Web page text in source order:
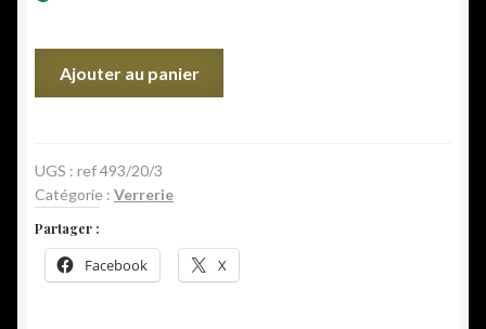
parfum
DELVAUX
Paris,
début
20ème.
Ajouter au panier
UGS : ref 493/20/3
Catégorie : Verrerie
Partager :
Facebook X